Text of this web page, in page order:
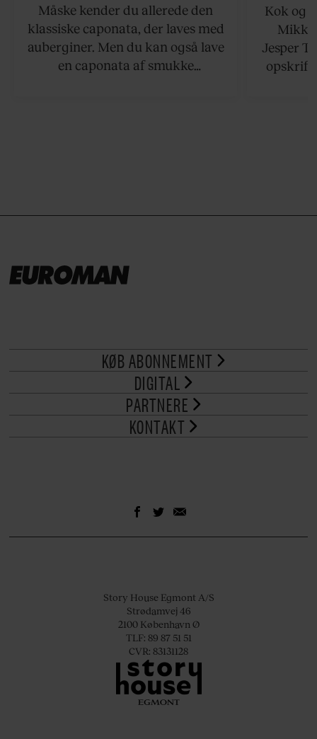
Måske kender du allerede den
klassiske caponata, der laves med
auberginer. Men du kan også lave
en caponata af smukke
Kok og
Jesper
opskrift
KØB ABONNEMENT
DIGITAL
PARTNERE
KONTAKT
Story House Egmont A/S
Strødamvej 46
2100 København Ø
TLF: 89 87 51 51
CVR: 83131128